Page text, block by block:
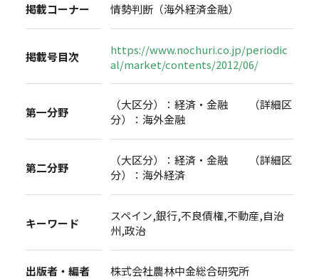
掲載コーナー 情勢判断（海外経済金融）
掲載号目次
https://www.nochuri.co.jp/periodic
al/market/contents/2012/06/
第一分野
（大区分）：経済・金融 （詳細区
分）：海外金融
第二分野
（大区分）：経済・金融 （詳細区
分）：海外経済
キーワード
スペイン,銀行,不良債権,不動産,自治
州,政治
出版者・編者 株式会社農林中金総合研究所